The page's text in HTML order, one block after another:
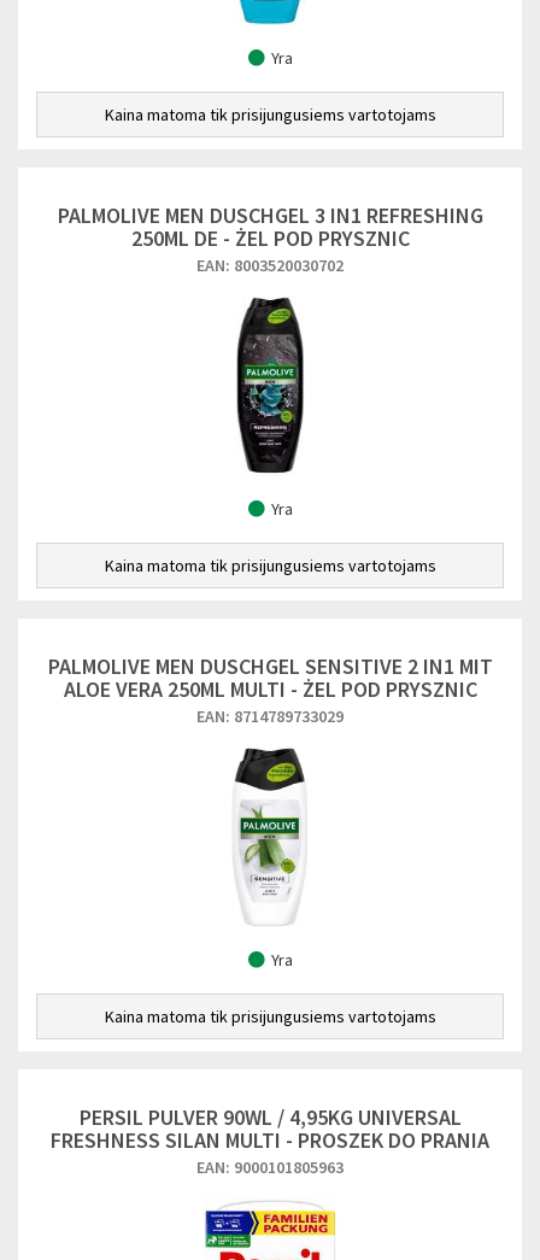
Yra
Kaina matoma tik prisijungusiems vartotojams
PALMOLIVE MEN DUSCHGEL 3 IN1 REFRESHING
250ML DE - ŻEL POD PRYSZNIC
EAN: 8003520030702
Yra
Kaina matoma tik prisijungusiems vartotojams
PALMOLIVE MEN DUSCHGEL SENSITIVE 2 IN1 MIT
ALOE VERA 250ML MULTI - ŻEL POD PRYSZNIC
EAN: 8714789733029
Yra
Kaina matoma tik prisijungusiems vartotojams
PERSIL PULVER 90WL / 4,95KG UNIVERSAL
FRESHNESS SILAN MULTI - PROSZEK DO PRANIA
EAN: 9000101805963